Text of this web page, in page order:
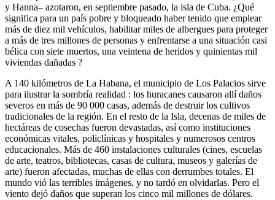
y Hanna– azotaron, en septiembre pasado, la isla de Cuba. ¿Qué
significa para un país pobre y bloqueado haber tenido que emplear
más de diez mil vehículos, habilitar miles de albergues para proteger
a más de tres millones de personas y enfrentarse a una situación casi
bélica con siete muertos, una veintena de heridos y quinientas mil
viviendas dañadas ?
A 140 kilómetros de La Habana, el municipio de Los Palacios sirve
para ilustrar la sombría realidad : los huracanes causaron allí daños
severos en más de 90 000 casas, además de destruir los cultivos
tradicionales de la región. En el resto de la Isla, decenas de miles de
hectáreas de cosechas fueron devastadas, así como instituciones
económicas vitales, policlínicas y hospitales y numerosos centros
educacionales. Más de 460 instalaciones culturales (cines, escuelas
de arte, teatros, bibliotecas, casas de cultura, museos y galerías de
arte) fueron afectadas, muchas de ellas con derrumbes totales. El
mundo vió las terribles imágenes, y no tardó en olvidarlas. Pero el
viento dejó daños que superan los cinco mil millones de dólares.